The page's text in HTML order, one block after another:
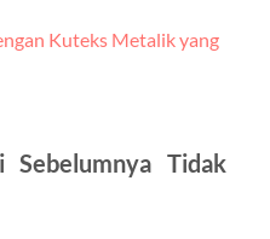
Kuteks Metalik yang
Tidak